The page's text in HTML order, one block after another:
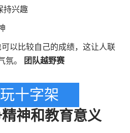
持兴趣
以比较自己的成绩，这让人联
氛。
团队越野赛
玩十字架
神和教育意义